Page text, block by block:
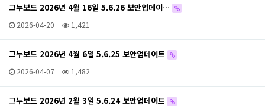
그누보드 2026년 4월 16일 5.6.26 보안업데이…
2026-04-20 1,421
그누보드 2026년 4월 6일 5.6.25 보안업데이트
2026-04-07 1,482
그누보드 2026년 2월 3일 5.6.24 보안업데이트